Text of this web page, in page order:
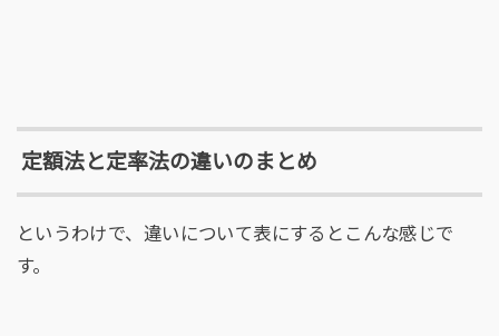
定額法と定率法の違いのまとめ
というわけで、違いについて表にするとこんな感じで
す。